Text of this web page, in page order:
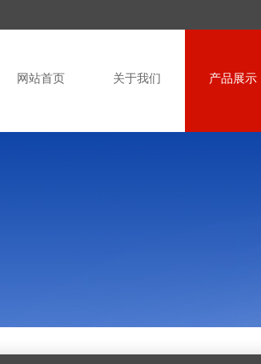
网站首页 关于我们 产品展示